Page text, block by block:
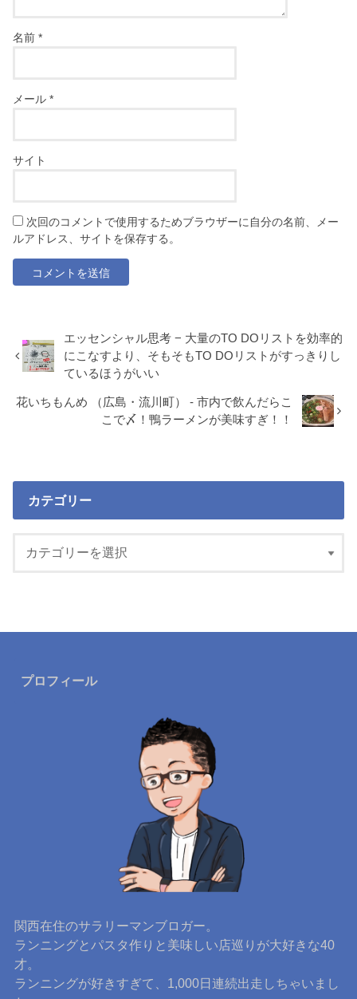
名前*
メール*
サイト
次回のコメントで使用するためブラウザーに自分の名前、メー
ルアドレス、サイトを保存する。
エッセンシャル思考 − 大量のTO DOリストを効率的
にこなすより、そもそもTO DOリストがすっきりし
ているほうがいい
花いちもんめ （広島・流川町） - 市内で飲んだらこ
こで〆！鴨ラーメンが美味すぎ！！
カテゴリー
プロフィール
関西在住のサラリーマンブロガー。
ランニングとパスタ作りと美味しい店巡りが大好きな40
才。
ランニングが好きすぎて、1,000日連続出走しちゃいまし